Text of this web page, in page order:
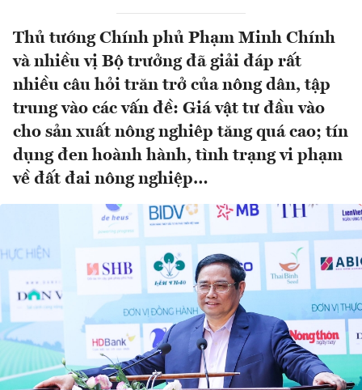
Thủ tướng Chính phủ Phạm Minh Chính
và nhiều vị Bộ trưởng đã giải đáp rất
nhiều câu hỏi trăn trở của nông dân, tập
trung vào các vấn đề: Giá vật tư đầu vào
cho sản xuất nông nghiêp tăng quá cao; tín
dụng đen hoành hành, tình trạng vi phạm
về đất đai nông nghiệp…